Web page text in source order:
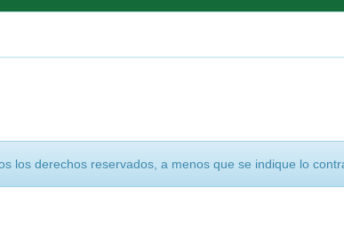
los derechos reservados, a menos que se indique lo